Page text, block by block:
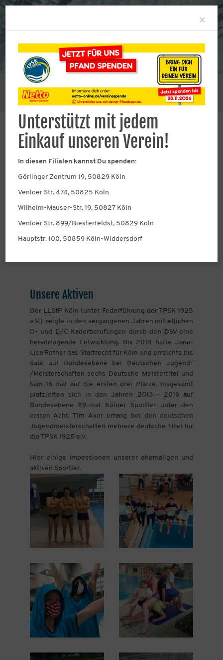
Sie befinden sich hier:
Abteilungen
Wasserspringen Impressionen
Impressionen
Wasserspringen
Unsere Aktiven
Der LLStP Köln (unter Federführung der TPSK 1925
e.V.) zeigte in den vergangenen Jahren mit etlichen
D- und D/C Kaderberufungen durch den DSV eine
hervorragende Entwicklung. Bis 2014 hatte Jana-
Lisa Rother das Startrecht für Köln und erreichte bis
dato auf Bundesebene bei Deutschen Jugend-
/Meisterschaften sechs Deutsche Meistertitel und
kam 16-mal auf die ersten drei Plätze. Insgesamt
platzierten sich in den Jahren 2013 - 2016 auf
Bundesebene 29-mal Kölner Sportler unter den
ersten Acht. Tim Axer errang bei den deutschen
Jugendmeisterschaften mehrere deutsche Titel für
die TPSK 1925 e.V.
Hier einige Impessionen unserer ehemaligen und
aktiven Sportler.
×
Unterstützt mit jedem
Einkauf unseren Verein!
In diesen Filialen kannst Du spenden:
Görlinger Zentrum 19, 50829 Köln
Venloer Str. 474, 50825 Köln
Wilhelm-Mauser-Str. 19, 50827 Köln
Venloer Str. 899/Biesterfeldst, 50829 Köln
Hauptstr. 100, 50859 Köln-Widdersdorf